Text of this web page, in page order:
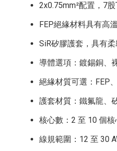
2x0.75mm²配置，7股
FEP絕緣材料具有高
SiR矽膠護套，具有
導體選項：鍍錫銅、
絕緣材質可選：FEP
護套材質：鐵氟龍、
核心數：2 至 10 個核
線規範圍：12 至 30